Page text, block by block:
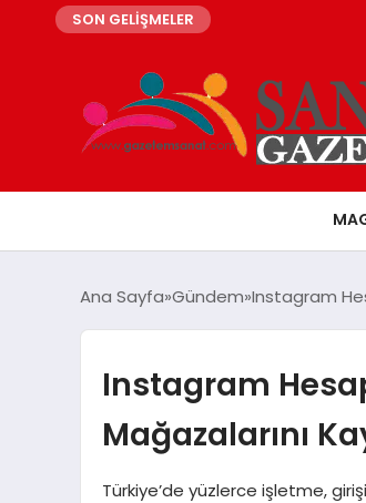
SON GELİŞMELER
Ana Sayfa Gündem Instagram
Instagram
Mağazalarını
Türkiye’de yüzlerce işletme,